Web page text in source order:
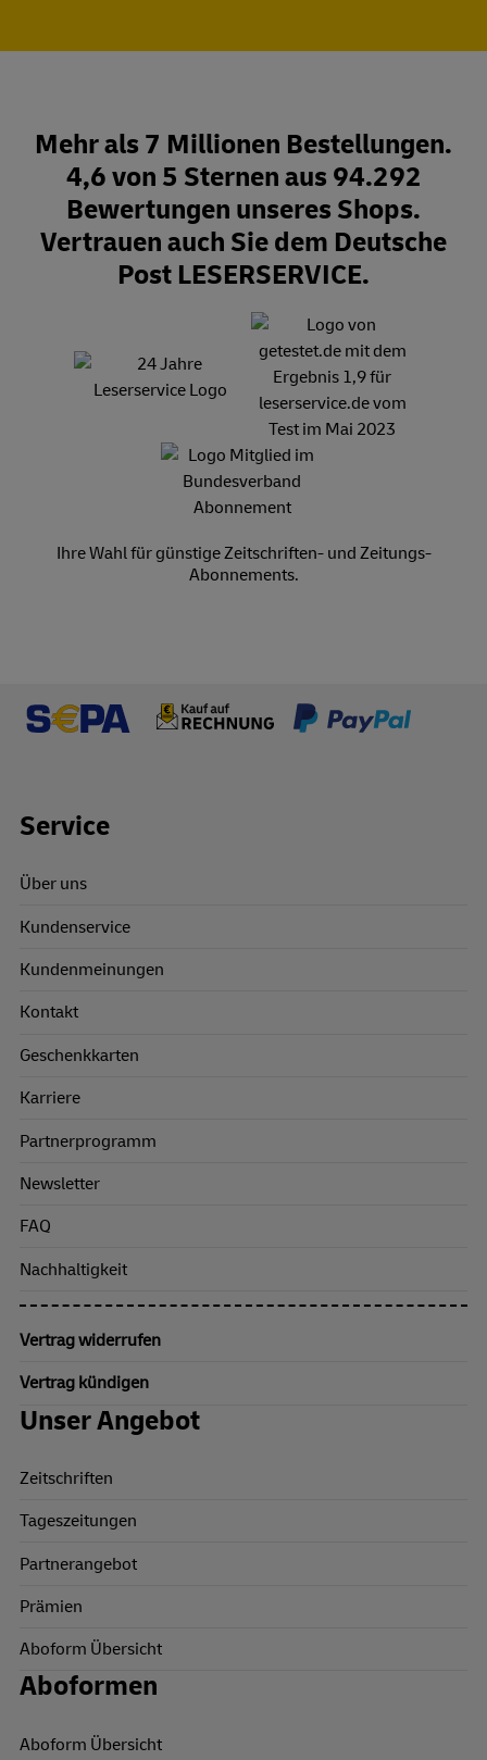
Mehr als 7 Millionen Bestellungen.
4,6 von 5 Sternen aus 94.292
Bewertungen unseres Shops.
Vertrauen auch Sie dem Deutsche
Post LESERSERVICE.
Ihre Wahl für günstige Zeitschriften- und Zeitungs-
Abonnements.
Footer Links
Service
Über uns
Kundenservice
Kundenmeinungen
Kontakt
Geschenkkarten
Karriere
Partnerprogramm
Newsletter
FAQ
Nachhaltigkeit
Vertrag widerrufen
Vertrag kündigen
Unser Angebot
Zeitschriften
Tageszeitungen
Partnerangebot
Prämien
Aboform Übersicht
Aboformen
Aboform Übersicht